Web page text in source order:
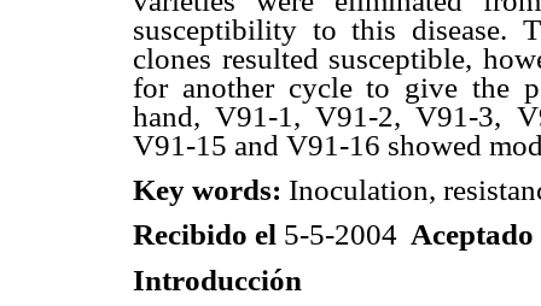
susceptibility to this disease.
clones resulted susceptible,
for another cycle to give the
hand, V91-1, V91-2, V91-3,
V91-15 and V91-16 showed
Key words: Inoculation,
Recibido el 5-5-2004 Aceptado
Introducción